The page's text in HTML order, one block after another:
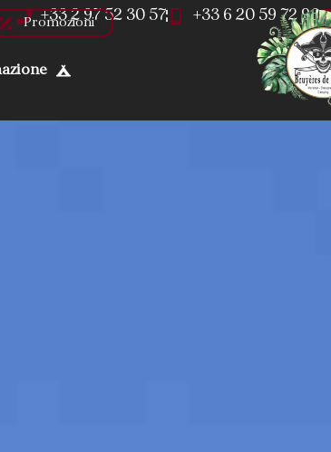
+33 2 97 52 30 57 +33 6 20 59 72 96
Promozioni